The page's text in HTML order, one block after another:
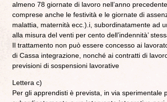
almeno 78 giornate di lavoro nell’anno
comprese anche le festività e le giornate di
malattia, maternità ecc.).i, subordinatamente ad
alla misura del venti per cento dell’indennità’
Il trattamento non può essere concesso ai
di Cassa integrazione, nonché ai contratti di
previsioni di sospensioni lavorative
Lettera c)
Per gli apprendisti è prevista, in via sperimentale